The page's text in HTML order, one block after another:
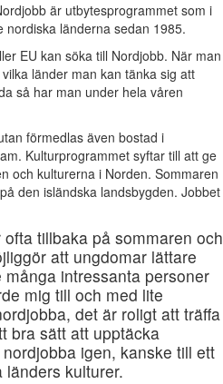
är utbytesprogrammet som i
länderna sedan 1985.
EU kan söka till Nordjobb. När man
länder man kan tänka sig att
så har man under hela våren
förmedlas även bostad i
Kulturprogrammet syftar till att ge
och kulturerna i Norden. Sommaren
den isländska landsbygden. Jobbet
tillbaka på sommaren och
att ungdomar lättare
intressanta personer
mig till och med lite
det är roligt att träffa
bra sätt att upptäcka
igen, kanske till ett
kulturer.